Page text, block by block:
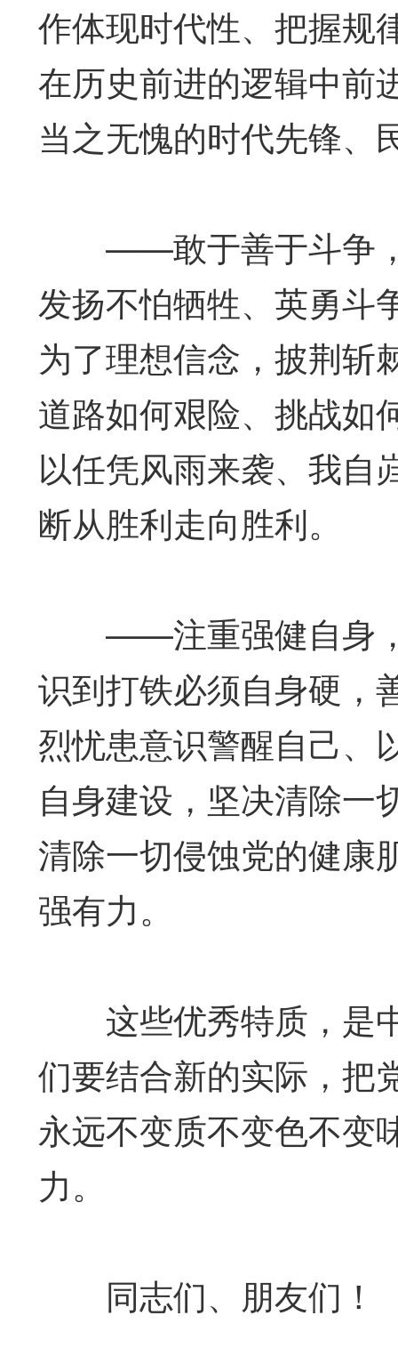
作体现时代性、把握规
在历史前进的逻辑中前
当之无愧的时代先锋、
——敢于善于斗争，
发扬不怕牺牲、英勇斗
为了理想信念，披荆斩
道路如何艰险、挑战如
以任凭风雨来袭、我自
断从胜利走向胜利。
——注重强健自身，
识到打铁必须自身硬，
烈忧患意识警醒自己、
自身建设，坚决清除一
清除一切侵蚀党的健康
强有力。
这些优秀特质，是
们要结合新的实际，把
永远不变质不变色不变
力。
同志们、朋友们！